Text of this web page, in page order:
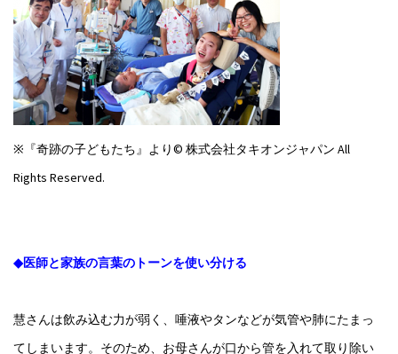
※『奇跡の子どもたち』より© 株式会社タキオンジャパン All
Rights Reserved.
◆医師と家族の言葉のトーンを使い分ける
慧さんは飲み込む力が弱く、唾液やタンなどが気管や肺にたまっ
てしまいます。そのため、お母さんが口から管を入れて取り除い